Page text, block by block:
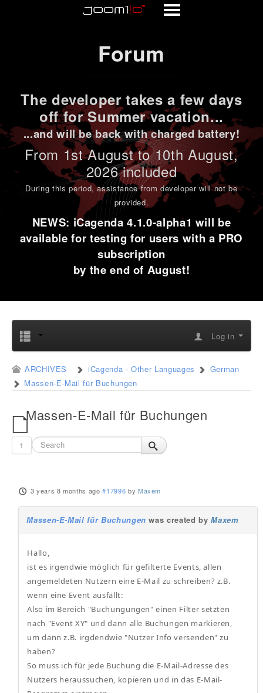
Forum
The developer takes a few days
off for Summer vacation...
...and will be back with charged battery!
From 1stAugust to 10th August,
2026 included
During this period,assistance from developer will not be
provided.
NEWS: iCagenda 4.1.0-alpha1 will be
available for testing for users with a PRO
subscription
by the end of August!
Log in
ARCHIVES iCagenda - Other Languages
German
Massen-E-Mail für Buchungen
Massen-E-Mail für Buchungen
1
3 years 8 months ago #17996 by Maxem
Massen-E-Mail für Buchungen was created byMaxem
Hallo,
ist es irgendwie möglich für gefilterte Events, allen
angemeldeten Nutzern eine E-Mail zu schreiben? z.B.
wenn eine Event ausfällt:
Also im Bereich "Buchungungen" einen Filter setzten
nach "Event XY" und dann alle Buchungen markieren,
um dann z.B. irgdendwie "Nutzer Info versenden" zu
haben?
So muss ich für jede Buchung die E-Mail-Adresse des
Nutzers heraussuchen, kopieren und in das E-Mail-